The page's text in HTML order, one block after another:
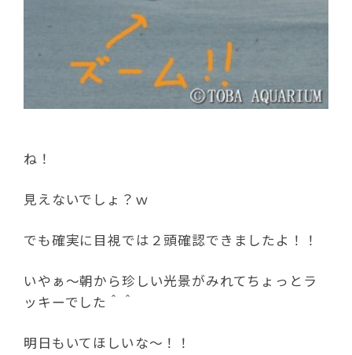
ね！
見えないでしょ？ｗ
でも確実に目視では２頭確認できましたよ！！
いやぁ～朝から珍しい光景がみれてちょっとラ
ッキーでした＾＾
明日もいてほしいな～！！